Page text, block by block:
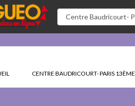
CENTRE BAUDRICOURT- PARIS 13ÈME